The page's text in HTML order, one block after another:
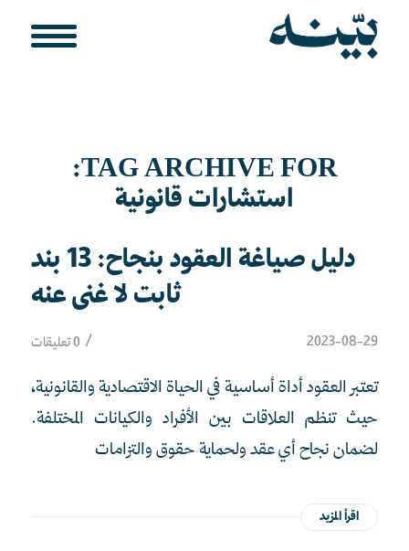
TAG ARCHIVE FOR:
استشارات قانونية
دليل صياغة العقود بنجاح: 13 بند
ثابت لا غنى عنه
2023-08-29
/ 0 تعليقات
تعتبر العقود أداة أساسية في الحياة الاقتصادية والقانونية،
حيث تنظم العلاقات بين الأفراد والكيانات المختلفة.
لضمان نجاح أي عقد ولحماية حقوق والتزامات
اقرأ المزيد